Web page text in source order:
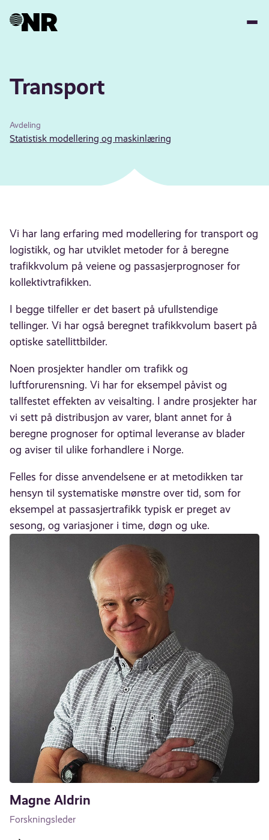
Transport
Avdeling
Statistisk modellering og maskinlæring
Vi har lang erfaring med modellering for transport og
logistikk, og har utviklet metoder for å beregne
trafikkvolum på veiene og passasjerprognoser for
kollektivtrafikken.
I begge tilfeller er det basert på ufullstendige
tellinger. Vi har også beregnet trafikkvolum basert på
optiske satellittbilder.
Noen prosjekter handler om trafikk og
luftforurensning. Vi har for eksempel påvist og
tallfestet effekten av veisalting. I andre prosjekter har
vi sett på distribusjon av varer, blant annet for å
beregne prognoser for optimal leveranse av blader
og aviser til ulike forhandlere i Norge.
Felles for disse anvendelsene er at metodikken tar
hensyn til systematiske mønstre over tid, som for
eksempel at passasjertrafikk typisk er preget av
sesong, og variasjoner i time, døgn og uke.
Magne Aldrin
Forskningsleder